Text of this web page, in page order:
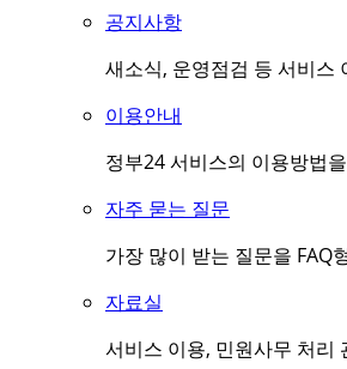
공지사항
새소식, 운영점검 등 서비스
이용안내
정부24 서비스의 이용방법
자주 묻는 질문
가장 많이 받는 질문을 FAQ
자료실
서비스 이용, 민원사무 처리